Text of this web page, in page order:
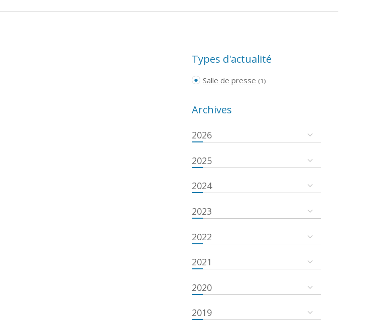
Types d'actualité
Salle de presse (1)
Archives
2026
2025
2024
2023
2022
2021
2020
2019